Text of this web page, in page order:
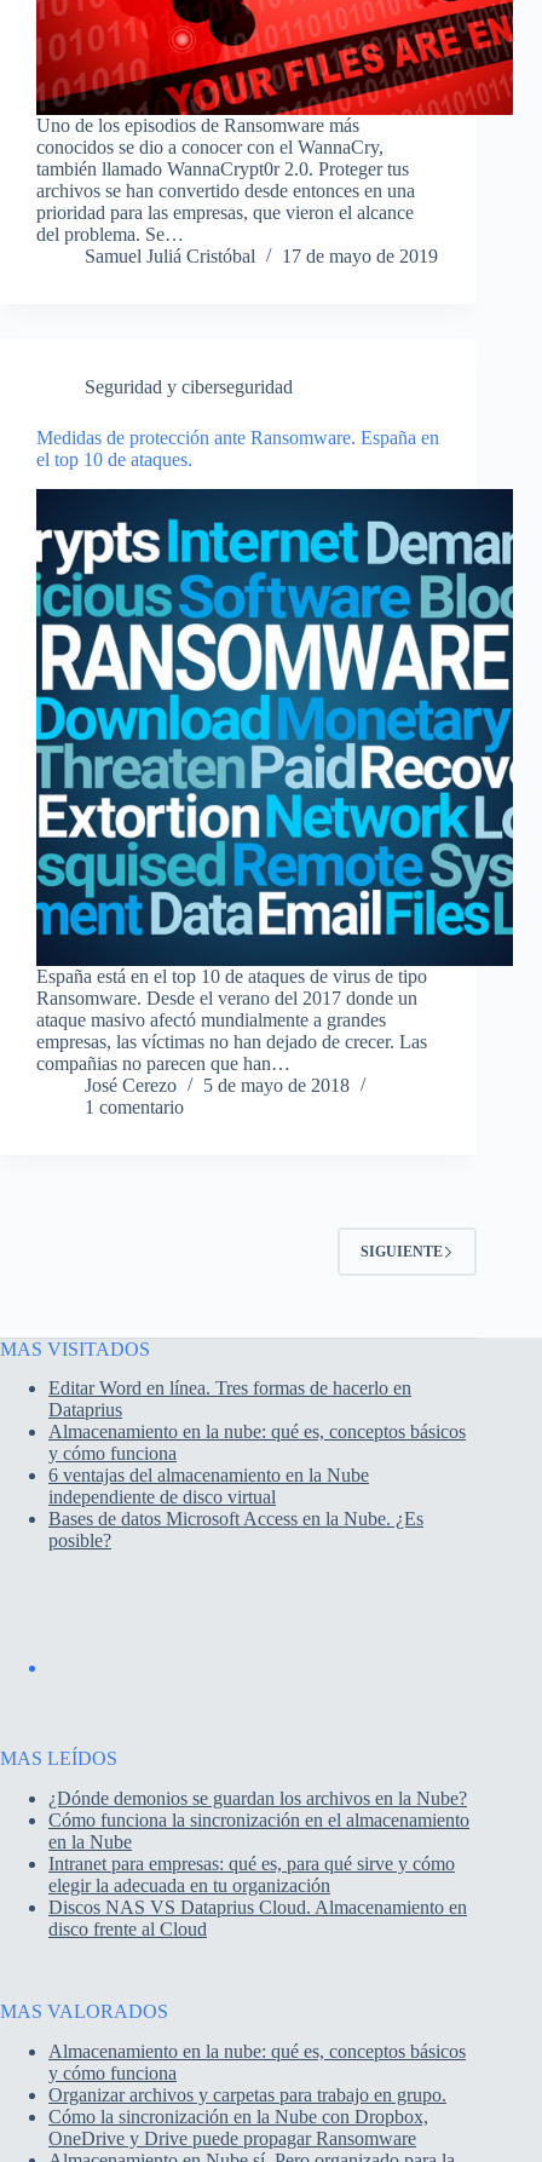
Uno de los episodios de Ransomware más
conocidos se dio a conocer con el WannaCry,
también llamado WannaCrypt0r 2.0. Proteger tus
archivos se han convertido desde entonces en una
prioridad para las empresas, que vieron el alcance
del problema. Se…
Samuel Juliá Cristóbal
17 de mayo de 2019
Seguridad y ciberseguridad
Medidas de protección ante Ransomware. España en
el top 10 de ataques.
España está en el top 10 de ataques de virus de tipo
Ransomware. Desde el verano del 2017 donde un
ataque masivo afectó mundialmente a grandes
empresas, las víctimas no han dejado de crecer. Las
compañias no parecen que han…
José Cerezo
5 de mayo de 2018
1 comentario
SIGUIENTE
MAS VISITADOS
Editar Word en línea. Tres formas de hacerlo en
Dataprius
Almacenamiento en la nube: qué es, conceptos básicos
y cómo funciona
6 ventajas del almacenamiento en la Nube
independiente de disco virtual
Bases de datos Microsoft Access en la Nube. ¿Es
posible?
MAS LEÍDOS
¿Dónde demonios se guardan los archivos en la Nube?
Cómo funciona la sincronización en el almacenamiento
en la Nube
Intranet para empresas: qué es, para qué sirve y cómo
elegir la adecuada en tu organización
Discos NAS VS Dataprius Cloud. Almacenamiento en
disco frente al Cloud
MAS VALORADOS
Almacenamiento en la nube: qué es, conceptos básicos
y cómo funciona
Organizar archivos y carpetas para trabajo en grupo.
Cómo la sincronización en la Nube con Dropbox,
OneDrive y Drive puede propagar Ransomware